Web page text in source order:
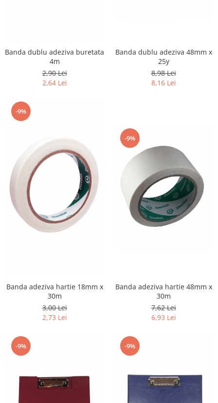
Banda dublu adeziva buretata
4m
2,90 Lei
2,64 Lei
Banda dublu adeziva 48mm x
25y
8,98 Lei
8,16 Lei
-9%
Banda adeziva hartie 18mm x
30m
3,00 Lei
2,73 Lei
-9%
Banda adeziva hartie 48mm x
30m
7,62 Lei
6,93 Lei
-9% -9%